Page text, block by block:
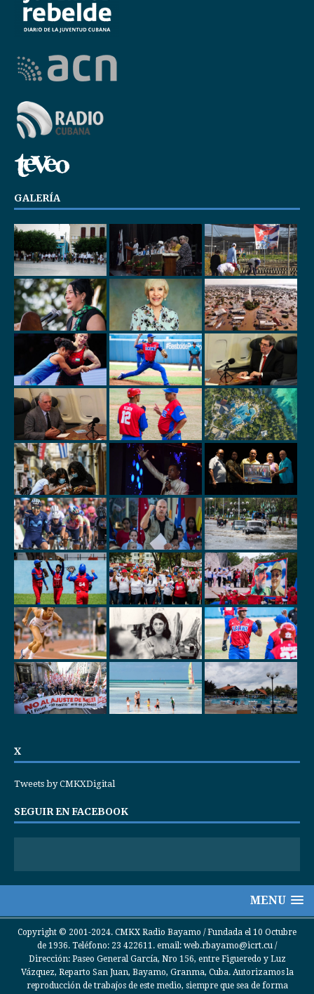
GALERÍA
X
Tweets by CMKXDigital
SEGUIR EN FACEBOOK
MENU
Copyright © 2001-2024. CMKX Radio Bayamo / Fundada el 10 Octubre
de 1936. Teléfono: 23 422611. email: web.rbayamo@icrt.cu /
Dirección: Paseo General García, Nro 156, entre Figueredo y Luz
Vázquez, Reparto San Juan, Bayamo, Granma, Cuba. Autorizamos la
reproducción de trabajos de este medio, siempre que sea de forma